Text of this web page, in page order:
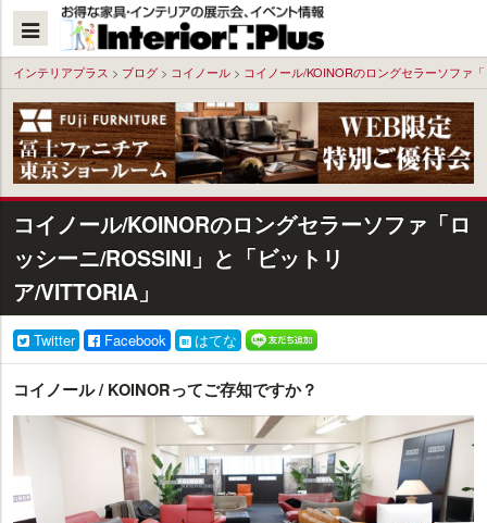
へ
インテリアプラス > ブログ > コイノール > コイノール/KOINORのロングセラーソファ
コイノール/KOINORのロングセラーソファ「ロ
ッシーニ/ROSSINI」と「ビットリ
ア/VITTORIA」
Twitter Facebook はてな
コイノール / KOINORってご存知ですか？